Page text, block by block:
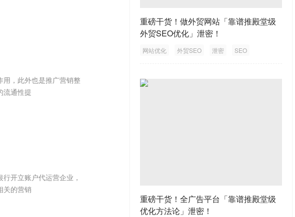
，此外也是推广营销整
流通性提
开立账户代运营企业，
关的营销
重磅干货！做外贸网站「靠谱推殿堂级
外贸SEO优化」泄密！
网站优化 外贸SEO 泄密
SEO
重磅干货！全广告平台「靠谱推殿堂级
优化方法论」泄密！